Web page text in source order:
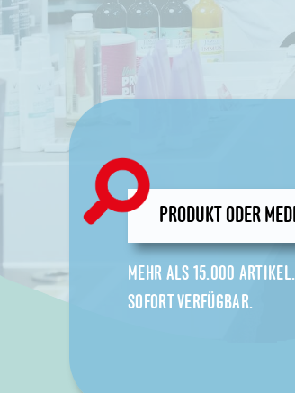
MEHR ALS 15.000 ARTIKEL.
SOFORT VERFÜGBAR.